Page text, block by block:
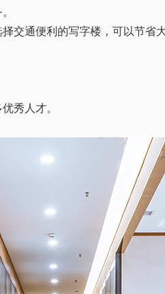
交通便利的写字楼，可以节省
秀人才。